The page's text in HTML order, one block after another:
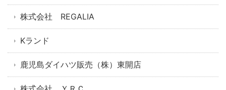
株式会社 REGALIA
Kランド
鹿児島ダイハツ販売（株）東開店